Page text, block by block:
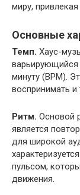
миру,
Основные
Темп. Хаус-
варьирующийся
минуту (BPM).
воспринимать и
Ритм. Основой
является
для широкой
пульсом,
движения.